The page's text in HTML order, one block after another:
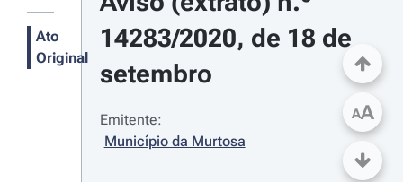
Ato
Original
14283/2020, de 18 de
setembro
Emitente:
Município da Murtosa
AA